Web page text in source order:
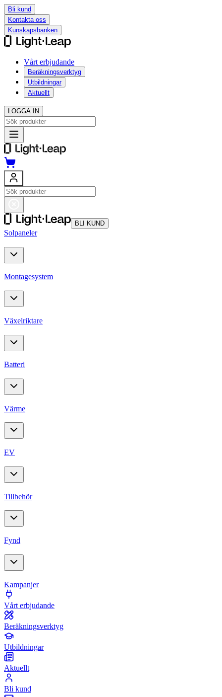
Bli kund
Kontakta oss
Kunskapsbanken
Vårt erbjudande
Beräkningsverktyg
Utbildningar
Aktuellt
LOGGA IN
BLI KUND
Solpaneler
Montagesystem
Växelriktare
Batteri
Värme
EV
Tillbehör
Fynd
Kampanjer
Vårt erbjudande
Beräkningsverktyg
Utbildningar
Aktuellt
Bli kund